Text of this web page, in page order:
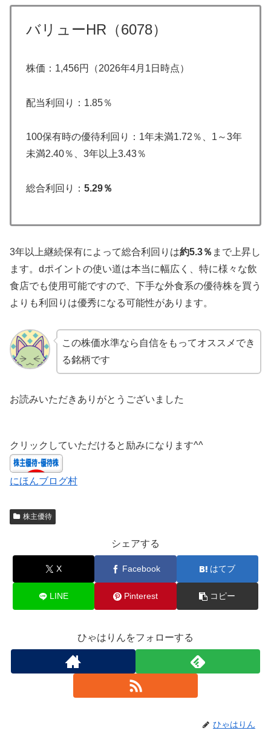
バリューHR（6078）
株価：1,456円（2026年4月1日時点）
配当利回り：1.85％
100保有時の優待利回り：1年未満1.72％、1～3年
未満2.40％、3年以上3.43％
総合利回り： 5.29％
3年以上継続保有によって総合利回りは約5.3％ まで上昇し
ます。dポイントの使い道は本当に幅広く、特に様々な飲
食店でも使用可能ですので、下手な外食系の優待株を買う
よりも利回りは優秀になる可能性があります。
この株価水準なら自信をもってオススメでき
る銘柄です
お読みいただきありがとうございました
クリックしていただけると励みになります^^
にほんブログ村
株主優待
シェアする
X Facebook はてブ
LINE Pinterest コピー
ひゃはりんをフォローする
ひゃはりん